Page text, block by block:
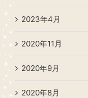
2023年4月
2020年11月
2020年9月
2020年8月